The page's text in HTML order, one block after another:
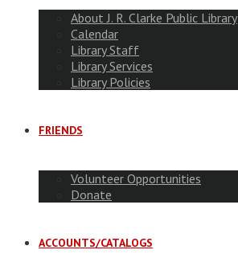
About J. R. Clarke Public Library
Calendar
Library Staff
Library Services
Library Policies
FRIENDS
Volunteer Opportunities
Donate
ACCOUNTS/CATALOGS